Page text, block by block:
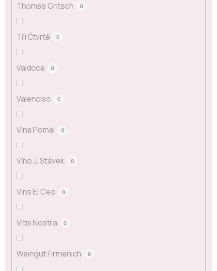
Thomas Gritsch 0
Tři Čtvrtě 0
Valdoca 0
Valenciso 0
Vina Pomal 0
Víno J. Stávek 0
Vins El Cep 0
Vitis Nostra 0
Weingut Firmenich 0